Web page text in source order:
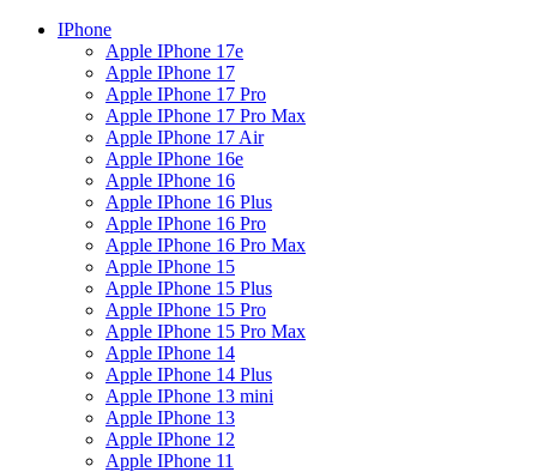
IPhone
Apple IPhone 17e
Apple IPhone 17
Apple IPhone 17 Pro
Apple IPhone 17 Pro Max
Apple IPhone 17 Air
Apple IPhone 16e
Apple IPhone 16
Apple IPhone 16 Plus
Apple IPhone 16 Pro
Apple IPhone 16 Pro Max
Apple IPhone 15
Apple IPhone 15 Plus
Apple IPhone 15 Pro
Apple IPhone 15 Pro Max
Apple IPhone 14
Apple IPhone 14 Plus
Apple IPhone 13 mini
Apple IPhone 13
Apple IPhone 12
Apple IPhone 11